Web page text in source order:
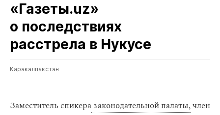
«Газеты.uz»
о последствиях
расстрела в Нукусе
Каракалпакстан
Заместитель спикеразаконодательной палаты,член